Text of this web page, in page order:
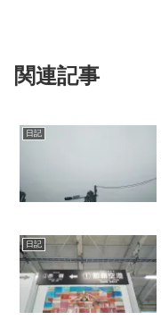
関連記事
日記
日記